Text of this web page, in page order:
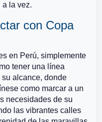
a la vez.
con Copa
en Perú, simplemente
tener una línea
alcance, donde
como marcar a un
necesidades de su
las vibrantes calles